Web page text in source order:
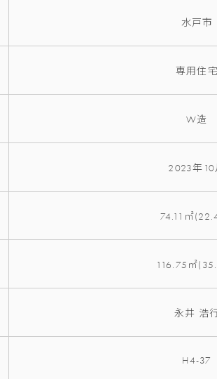
水戸市
専用住宅
W造
2023年10
74.11㎡
116.75㎡
永井 浩
H4-37